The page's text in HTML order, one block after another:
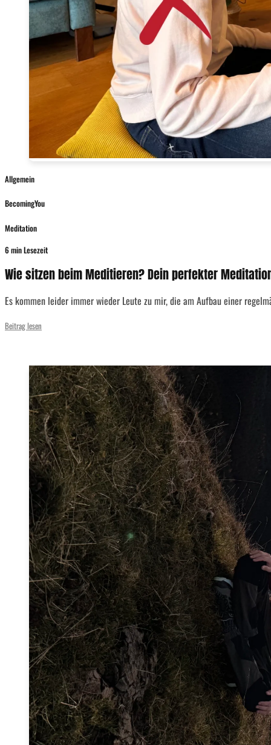
Allgemein
BecomingYou
Meditation
6 min Lesezeit
Wie sitzen beim Meditieren? Dein perfekter
Es kommen leider immer wieder Leute zu mir, die am Aufbau einer
Beitrag lesen